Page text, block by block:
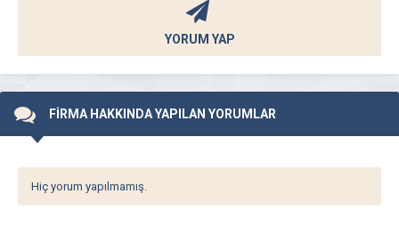
YORUM YAP
FİRMA HAKKINDA YAPILAN YORUMLAR
Hiç yorum yapılmamış.